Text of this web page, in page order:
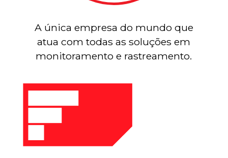
A única empresa do mundo que
atua com todas as soluções em
monitoramento e rastreamento.